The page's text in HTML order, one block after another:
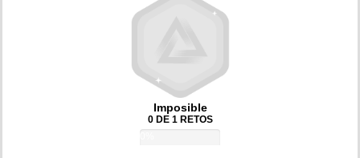
Imposible
0 DE 1 RETOS